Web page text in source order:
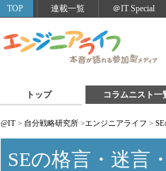
TOP 連載一覧 ＠IT Special
トップ コラムニスト一
@IT > 自分戦略研究所 >エンジニアライフ >
SEの格言・迷言